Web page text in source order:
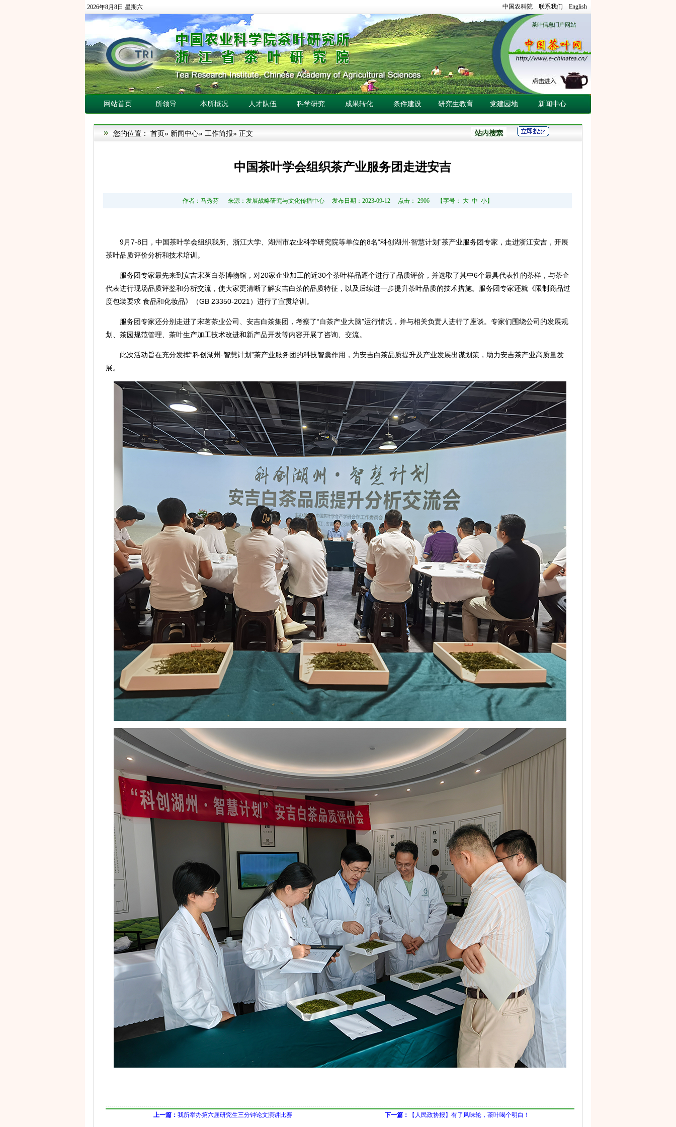
2026年8月8日 星期六 English
联系我们
中国农科院
网站首页 所领导 本所概况 人才队伍 科学研究 成果转化 条件建设 研究生教育 党建园地 新闻中心
您的位置： 首页» 新闻中心» 工作简报» 正文
中国茶叶学会组织茶产业服务团走进安吉
作者：马秀芬 来源：发展战略研究与文化传播中心 发布日期：2023-09-12 点击： 2906 【字号： 大 中 小】
9月7-8日，中国茶叶学会组织我所、浙江大学、湖州市农业科学研究院等单位的8名“科创湖州·智慧计划”茶产业服务团专家，走进浙江安吉，开展
茶叶品质评价分析和技术培训。
服务团专家最先来到安吉宋茗白茶博物馆，对20家企业加工的近30个茶叶样品逐个进行了品质评价，并选取了其中6个最具代表性的茶样，与茶企
代表进行现场品质评鉴和分析交流，使大家更清晰了解安吉白茶的品质特征，以及后续进一步提升茶叶品质的技术措施。服务团专家还就《限制商品过
度包装要求 食品和化妆品》（GB 23350-2021）进行了宣贯培训。
服务团专家还分别走进了宋茗茶业公司、安吉白茶集团，考察了“白茶产业大脑”运行情况，并与相关负责人进行了座谈。专家们围绕公司的发展规
划、茶园规范管理、茶叶生产加工技术改进和新产品开发等内容开展了咨询、交流。
此次活动旨在充分发挥“科创湖州·智慧计划”茶产业服务团的科技智囊作用，为安吉白茶品质提升及产业发展出谋划策，助力安吉茶产业高质量发
展。
上一篇： 我所举办第六届研究生三分钟论文演讲比赛 下一篇： 【人民政协报】有了风味轮，茶叶喝个明白！